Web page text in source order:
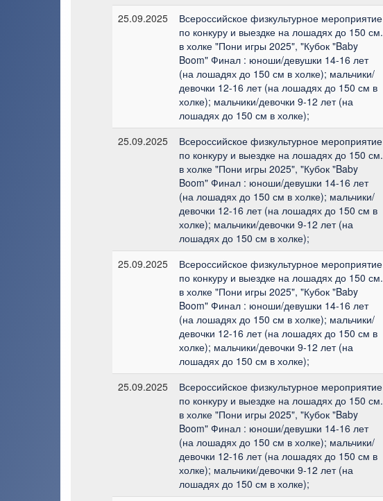
25.09.2025
Всероссийское физкультурное мероприятие
по конкуру и выездке на лошадях до 150 см.
в холке "Пони игры 2025", "Кубок "Baby
Boom" Финал : юноши/девушки 14-16 лет
(на лошадях до 150 см в холке); мальчики/
девочки 12-16 лет (на лошадях до 150 см в
холке); мальчики/девочки 9-12 лет (на
лошадях до 150 см в холке);
25.09.2025
Всероссийское физкультурное мероприятие
по конкуру и выездке на лошадях до 150 см.
в холке "Пони игры 2025", "Кубок "Baby
Boom" Финал : юноши/девушки 14-16 лет
(на лошадях до 150 см в холке); мальчики/
девочки 12-16 лет (на лошадях до 150 см в
холке); мальчики/девочки 9-12 лет (на
лошадях до 150 см в холке);
25.09.2025
Всероссийское физкультурное мероприятие
по конкуру и выездке на лошадях до 150 см.
в холке "Пони игры 2025", "Кубок "Baby
Boom" Финал : юноши/девушки 14-16 лет
(на лошадях до 150 см в холке); мальчики/
девочки 12-16 лет (на лошадях до 150 см в
холке); мальчики/девочки 9-12 лет (на
лошадях до 150 см в холке);
25.09.2025
Всероссийское физкультурное мероприятие
по конкуру и выездке на лошадях до 150 см.
в холке "Пони игры 2025", "Кубок "Baby
Boom" Финал : юноши/девушки 14-16 лет
(на лошадях до 150 см в холке); мальчики/
девочки 12-16 лет (на лошадях до 150 см в
холке); мальчики/девочки 9-12 лет (на
лошадях до 150 см в холке);